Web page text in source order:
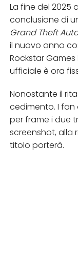
La fine del 2025
conclusione di
Grand Theft Auto
il nuovo anno
Rockstar
ufficiale è ora
Nonostante il
cedimento. I
per frame i due
screenshot, alla
titolo porterà.